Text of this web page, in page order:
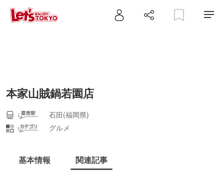
本家山賊鍋若園店
石田(福岡県)
グルメ
基本情報 関連記事